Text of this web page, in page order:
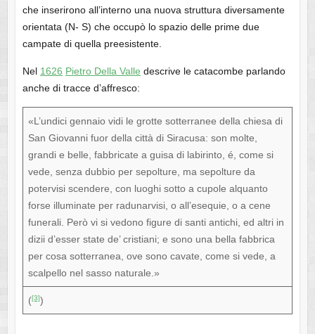
che inserirono all’interno una nuova struttura diversamente
orientata (N- S) che occupò lo spazio delle prime due
campate di quella preesistente.
Nel 1626 Pietro Della Valle descrive le catacombe parlando
anche di tracce d’affresco:
«L’undici gennaio vidi le grotte sotterranee della chiesa di
San Giovanni fuor della città di Siracusa: son molte,
grandi e belle, fabbricate a guisa di labirinto, é, come si
vede, senza dubbio per sepolture, ma sepolture da
potervisi scendere, con luoghi sotto a cupole alquanto
forse illuminate per radunarvisi, o all’esequie, o a cene
funerali. Però vi si vedono figure di santi antichi, ed altri in
dizii d’esser state de’ cristiani; e sono una bella fabbrica
per cosa sotterranea, ove sono cavate, come si vede, a
scalpello nel sasso naturale.»
([3])